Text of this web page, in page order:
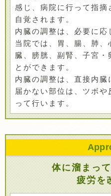
感じ、病院に行って指摘
自覚されます。
内臓の調整は、必要に応
当院では、胃、腸、肺、
臓、膀胱、副腎、子宮・
とができます。
内臓の調整は、直接内
届かない部位は、ツボ
って行います。
体に溜まっ
疲労を